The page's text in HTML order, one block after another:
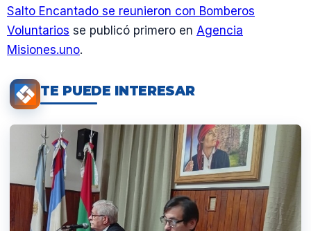
Salto Encantado se reunieron con Bomberos
Voluntarios se publicó primero en Agencia
Misiones.uno.
TE PUEDE INTERESAR